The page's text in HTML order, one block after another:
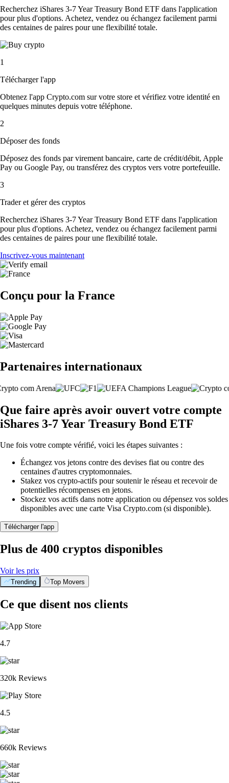
Recherchez iShares 3-7 Year Treasury Bond ETF dans l'application
pour plus d'options. Achetez, vendez ou échangez facilement parmi
des centaines de paires pour une flexibilité totale.
1
Télécharger l'app
Obtenez l'app Crypto.com sur votre store et vérifiez votre identité en
quelques minutes depuis votre téléphone.
2
Déposer des fonds
Déposez des fonds par virement bancaire, carte de crédit/débit, Apple
Pay ou Google Pay, ou transférez des cryptos vers votre portefeuille.
3
Trader et gérer des cryptos
Recherchez iShares 3-7 Year Treasury Bond ETF dans l'application
pour plus d'options. Achetez, vendez ou échangez facilement parmi
des centaines de paires pour une flexibilité totale.
Inscrivez-vous maintenant
Conçu pour la France
Partenaires internationaux
Que faire après avoir ouvert votre compte
iShares 3-7 Year Treasury Bond ETF
Une fois votre compte vérifié, voici les étapes suivantes :
Échangez vos jetons contre des devises fiat ou contre des
centaines d'autres cryptomonnaies.
Stakez vos crypto-actifs pour soutenir le réseau et recevoir de
potentielles récompenses en jetons.
Stockez vos actifs dans notre application ou dépensez vos soldes
disponibles avec une carte Visa Crypto.com (si disponible).
Télécharger l'app
Plus de 400 cryptos disponibles
Voir les prix
Trending Top Movers
Ce que disent nos clients
4.7
320k Reviews
4.5
660k Reviews